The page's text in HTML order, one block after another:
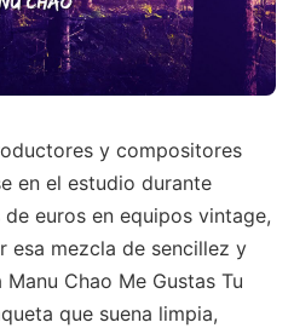
y compositores
en el estudio durante
euros en equipos vintage,
esa mezcla de sencillez y
Chao Me Gustas Tu
que suena limpia,